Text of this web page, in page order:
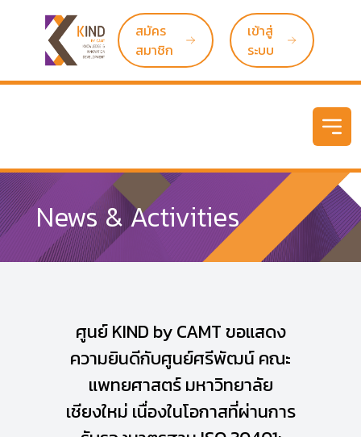
สมัคร
สมาชิก
เข้าสู่
ระบบ
News & Activities
ศูนย์ KIND by CAMT ขอแสดง
ความยินดีกับศูนย์ศรีพัฒน์ คณะ
แพทยศาสตร์ มหาวิทยาลัย
เชียงใหม่ เนื่องในโอกาสที่ผ่านการ